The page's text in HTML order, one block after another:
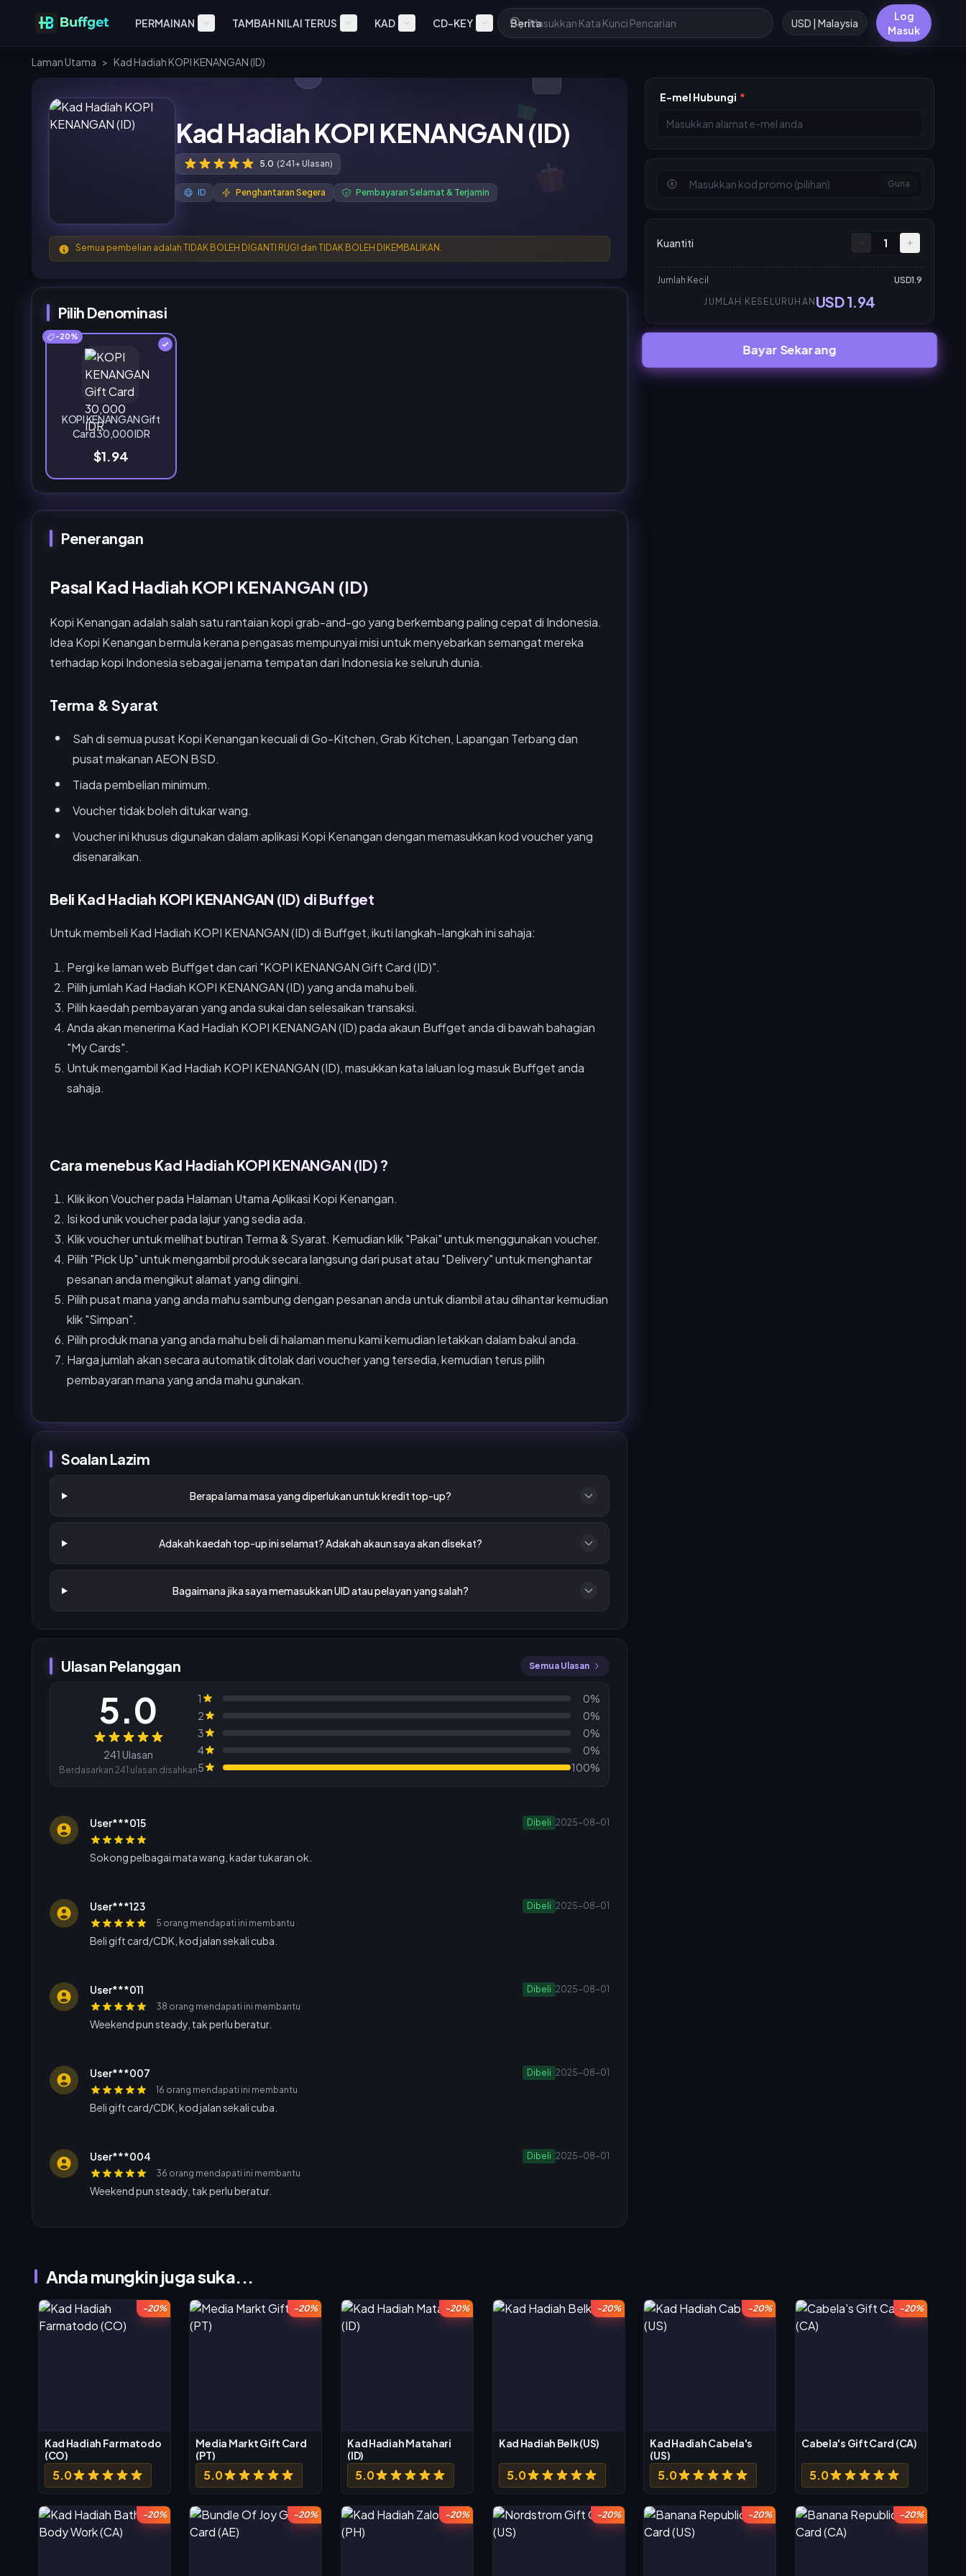
PERMAINAN TAMBAH NILAI TERUS KAD CD-KEY Berita USD | Malaysia
Log
Masuk
Laman Utama > Kad Hadiah KOPI KENANGAN (ID)
Kad Hadiah KOPI KENANGAN (ID)
5.0 (241+ Ulasan)
ID Penghantaran Segera Pembayaran Selamat & Terjamin
Semua pembelian adalah TIDAK BOLEH DIGANTI RUGI dan TIDAK BOLEH DIKEMBALIKAN.
Pilih Denominasi
-20%
KOPI KENANGAN Gift
Card 30,000 IDR
$1.94
E-mel Hubungi *
Guna
Kuantiti 1
Jumlah Kecil
USD1.9
JUMLAH KESELURUHAN USD 1.94
Bayar Sekarang
Penerangan
Pasal Kad Hadiah KOPI KENANGAN (ID)
Kopi Kenangan adalah salah satu rantaian kopi grab-and-go yang berkembang paling cepat di Indonesia.
Idea Kopi Kenangan bermula kerana pengasas mempunyai misi untuk menyebarkan semangat mereka
terhadap kopi Indonesia sebagai jenama tempatan dari Indonesia ke seluruh dunia.
Terma & Syarat
Sah di semua pusat Kopi Kenangan kecuali di Go-Kitchen, Grab Kitchen, Lapangan Terbang dan
pusat makanan AEON BSD.
Tiada pembelian minimum.
Voucher tidak boleh ditukar wang.
Voucher ini khusus digunakan dalam aplikasi Kopi Kenangan dengan memasukkan kod voucher yang
disenaraikan.
Beli Kad Hadiah KOPI KENANGAN (ID) di Buffget
Untuk membeli Kad Hadiah KOPI KENANGAN (ID) di Buffget, ikuti langkah-langkah ini sahaja:
Pergi ke laman web Buffget dan cari "KOPI KENANGAN Gift Card (ID)".
Pilih jumlah Kad Hadiah KOPI KENANGAN (ID) yang anda mahu beli.
Pilih kaedah pembayaran yang anda sukai dan selesaikan transaksi.
Anda akan menerima Kad Hadiah KOPI KENANGAN (ID) pada akaun Buffget anda di bawah bahagian
"My Cards".
Untuk mengambil Kad Hadiah KOPI KENANGAN (ID), masukkan kata laluan log masuk Buffget anda
sahaja.
Cara menebus Kad Hadiah KOPI KENANGAN (ID) ?
Klik ikon Voucher pada Halaman Utama Aplikasi Kopi Kenangan.
Isi kod unik voucher pada lajur yang sedia ada.
Klik voucher untuk melihat butiran Terma & Syarat. Kemudian klik "Pakai" untuk menggunakan voucher.
Pilih "Pick Up" untuk mengambil produk secara langsung dari pusat atau "Delivery" untuk menghantar
pesanan anda mengikut alamat yang diingini.
Pilih pusat mana yang anda mahu sambung dengan pesanan anda untuk diambil atau dihantar kemudian
klik "Simpan".
Pilih produk mana yang anda mahu beli di halaman menu kami kemudian letakkan dalam bakul anda.
Harga jumlah akan secara automatik ditolak dari voucher yang tersedia, kemudian terus pilih
pembayaran mana yang anda mahu gunakan.
Soalan Lazim
Berapa lama masa yang diperlukan untuk kredit top-up?
Adakah kaedah top-up ini selamat? Adakah akaun saya akan disekat?
Bagaimana jika saya memasukkan UID atau pelayan yang salah?
Ulasan Pelanggan Semua Ulasan
5.0
241 Ulasan
Berdasarkan 241 ulasan disahkan
1
0%
2
0%
3
0%
4
0%
5
100%
User***015 Dibeli 2025-08-01
Sokong pelbagai mata wang, kadar tukaran ok.
User***123 Dibeli 2025-08-01
5 orang mendapati ini membantu
Beli gift card/CDK, kod jalan sekali cuba.
User***011 Dibeli 2025-08-01
38 orang mendapati ini membantu
Weekend pun steady, tak perlu beratur.
User***007 Dibeli 2025-08-01
16 orang mendapati ini membantu
Beli gift card/CDK, kod jalan sekali cuba.
User***004 Dibeli 2025-08-01
36 orang mendapati ini membantu
Weekend pun steady, tak perlu beratur.
Anda mungkin juga suka...
-20%
Kad Hadiah Farmatodo
(CO)
5.0
-20%
Media Markt Gift Card
(PT)
5.0
-20%
Kad Hadiah Matahari
(ID)
5.0
-20%
Kad Hadiah Belk (US)
5.0
-20%
Kad Hadiah Cabela's
(US)
5.0
-20%
Cabela's Gift Card (CA)
5.0
-20% -20% -20% -20% -20% -20%